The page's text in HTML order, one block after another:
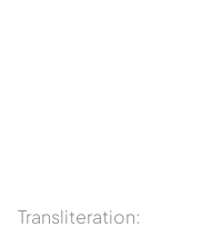
Transliteration: